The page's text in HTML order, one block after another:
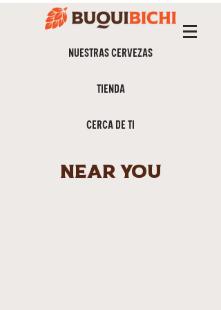
NUESTRAS CERVEZAS
TIENDA
CERCA DE TI
near you